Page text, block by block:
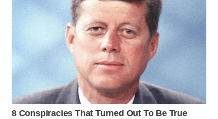
SUBANG